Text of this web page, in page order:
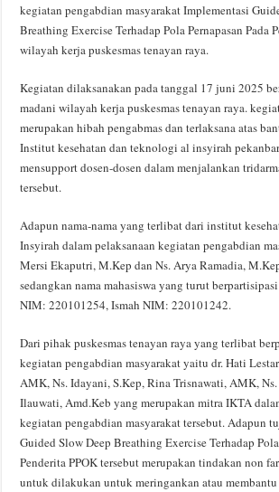
kegiatan pengabdian masyarakat Implementasi
Breathing Exercise Terhadap Pola Pernapasan Pada
wilayah kerja puskesmas tenayan raya.
Kegiatan dilaksanakan pada tanggal 17 juni 2025
madani wilayah kerja puskesmas tenayan raya.
merupakan hibah pengabmas dan terlaksana atas
Institut kesehatan dan teknologi al insyirah
mensupport dosen-dosen dalam menjalankan
tersebut.
Adapun nama-nama yang terlibat dari institut
Insyirah dalam pelaksanaan kegiatan pengabdian
Mersi Ekaputri, M.Kep dan Ns. Arya Ramadia,
sedangkan nama mahasiswa yang turut
NIM: 220101254, Ismah NIM: 220101242.
Dari pihak puskesmas tenayan raya yang terlibat
kegiatan pengabdian masyarakat yaitu dr. Hati
AMK, Ns. Idayani, S.Kep, Rina Trisnawati, AMK,
Ilauwati, Amd.Keb yang merupakan mitra IKTA
kegiatan pengabdian masyarakat tersebut. Adapun
Guided Slow Deep Breathing Exercise Terhadap
Penderita PPOK tersebut merupakan tindakan non
untuk dilakukan untuk meringankan atau membantu